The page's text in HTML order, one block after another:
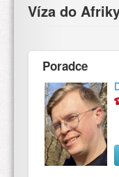
Víza do
Poradce